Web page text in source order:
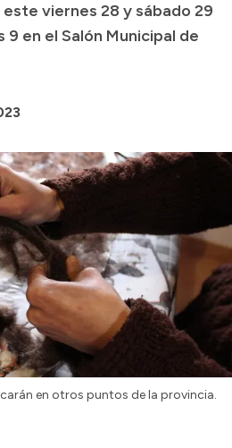
viernes 28 y sábado 29
en el Salón Municipal de
en otros puntos de la provincia.